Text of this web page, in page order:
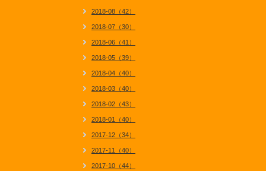
2018-08（42）
2018-07（30）
2018-06（41）
2018-05（39）
2018-04（40）
2018-03（40）
2018-02（43）
2018-01（40）
2017-12（34）
2017-11（40）
2017-10（44）